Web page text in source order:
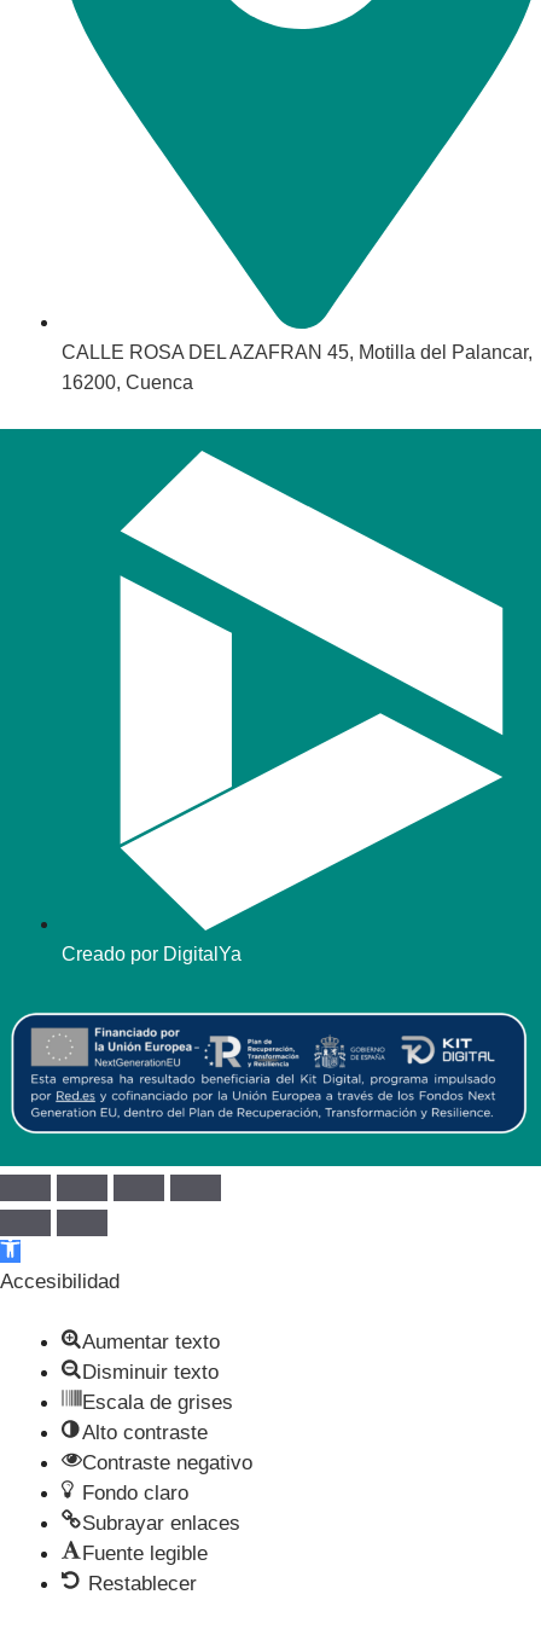
CALLE ROSA DEL AZAFRAN 45, Motilla del Palancar,
16200, Cuenca
Creado por DigitalYa
Abrir barra de herramientas
Accesibilidad
Aumentar texto
Disminuir texto
Escala de grises
Alto contraste
Contraste negativo
Fondo claro
Subrayar enlaces
Fuente legible
Restablecer